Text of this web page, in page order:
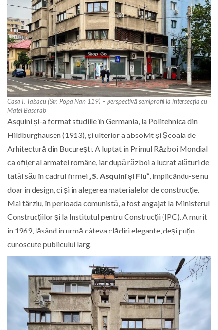
Casa I. Tabacu (Str. Popa Nan 119) – perspectivă semiprofil la intersecția cu
Matei Basarab
Asquini și-a format studiile în Germania, la Politehnica din
Hildburghausen (1913), și ulterior a absolvit și Școala de
Arhitectură din București. A luptat în Primul Război Mondial
ca ofițer al armatei române, iar după război a lucrat alături de
tatăl său în cadrul firmei„S. Asquini și Fiu”, implicându-se nu
doar în design, ci și în alegerea materialelor de construcție.
Mai târziu, în perioada comunistă, a fost angajat la Ministerul
Construcțiilor și la Institutul pentru Construcții (IPC). A murit
în 1969, lăsând în urmă câteva clădiri elegante, deși puțin
cunoscute publicului larg.